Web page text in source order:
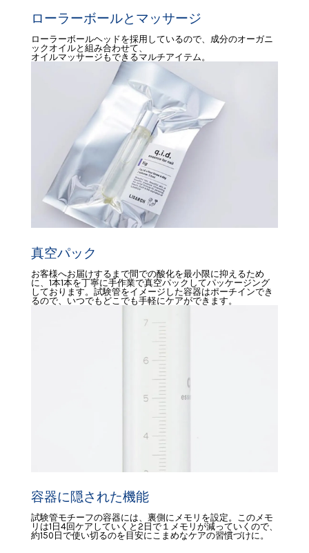
ローラーボールとマッサージ
ローラーボールヘッドを採用しているので、成分のオーガニ
ックオイルと組み合わせて、
オイルマッサージもできるマルチアイテム。
真空パック
お客様へお届けするまで間での酸化を最小限に抑えるため
に、1本1本を丁寧に手作業で真空パックしてパッケージング
しております。試験管をイメージした容器はポーチインでき
るので、いつでもどこでも手軽にケアができます。
容器に隠された機能
試験管モチーフの容器には、裏側にメモリを設定。このメモ
リは1日4回ケアしていくと2日で１メモリが減っていくので、
約150日で使い切るのを目安にこまめなケアの習慣づけに。